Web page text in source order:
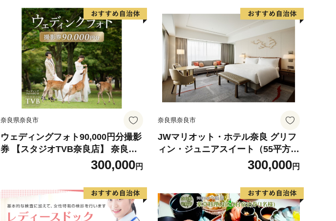
院 メディカルプラザ 薬師西の京 人
間ドッグ 奈良県 奈良市 ykn02
奈良県奈良市
ウェディングフォト90,000円分撮影
券 【スタジオTVB奈良店】 奈良県
300,000円
奈良県奈良市
JWマリオット・ホテル奈良 グリフ
ィン・ジュニアスイート（55平方メ
ートル）2名様朝食付ご宿泊券 なら
300,000円